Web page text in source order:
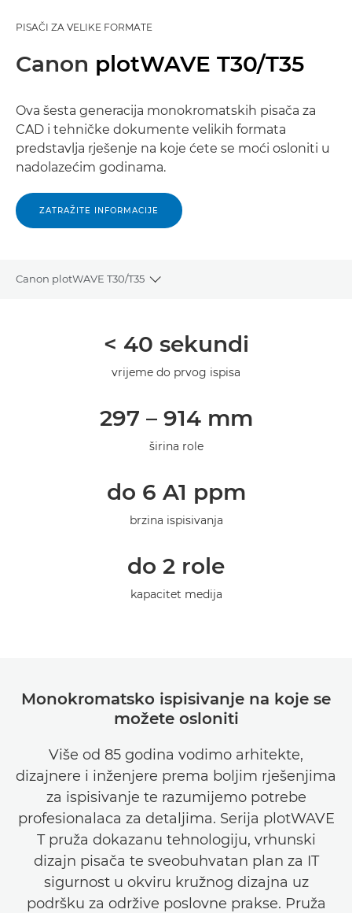
PISAČI ZA VELIKE FORMATE
Canon plotWAVE T30/T35
Ova šesta generacija monokromatskih pisača za
CAD i tehničke dokumente velikih formata
predstavlja rješenje na koje ćete se moći osloniti u
nadolazećim godinama.
ZATRAŽITE INFORMACIJE
Canon plotWAVE T30/T35
Toggle breadcrumbs
< 40 sekundi
vrijeme do prvog ispisa
297 – 914 mm
širina role
do 6 A1 ppm
brzina ispisivanja
do 2 role
kapacitet medija
Monokromatsko ispisivanje na koje se
možete osloniti
Više od 85 godina vodimo arhitekte,
dizajnere i inženjere prema boljim rješenjima
za ispisivanje te razumijemo potrebe
profesionalaca za detaljima. Serija plotWAVE
T pruža dokazanu tehnologiju, vrhunski
dizajn pisača te sveobuhvatan plan za IT
sigurnost u okviru kružnog dizajna uz
podršku za održive poslovne prakse. Pruža